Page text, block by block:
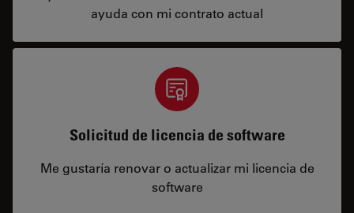
ayuda con mi contrato actual
Solicitud de licencia de software
Me gustaría renovar o actualizar mi licencia de
software